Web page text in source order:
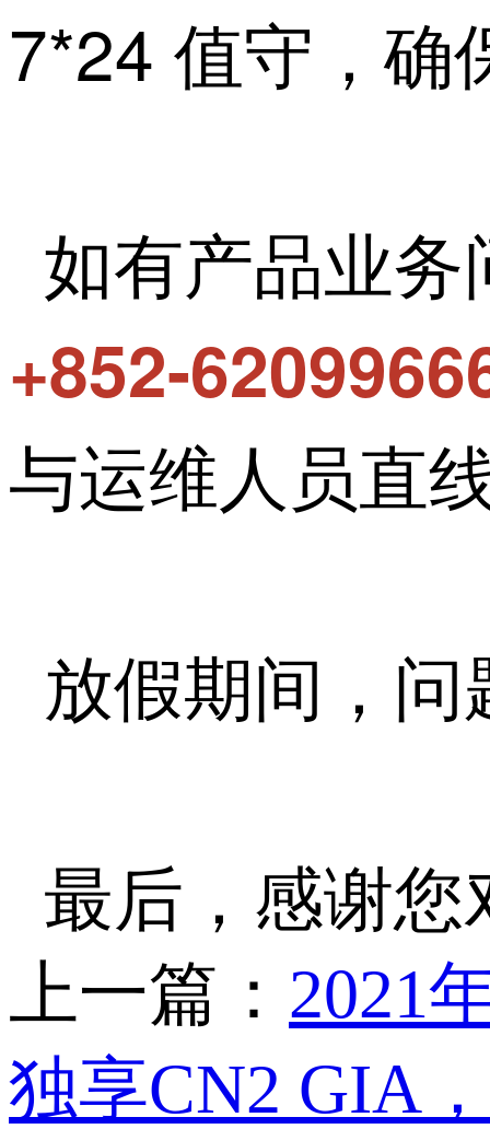
7*24 值守，确
如有产品业
+852-
与运维人员直
放假期间，
最后，感谢
上一篇： 2021
独享CN2 GIA